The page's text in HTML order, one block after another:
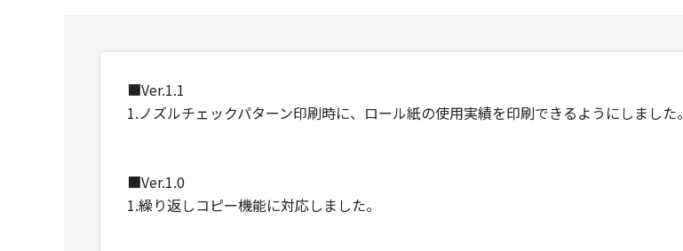
■Ver.1.1
1.ノズルチェックパターン印刷時に、ロール紙の使用実績を印刷できるようにしました。
■Ver.1.0
1.繰り返しコピー機能に対応しました。